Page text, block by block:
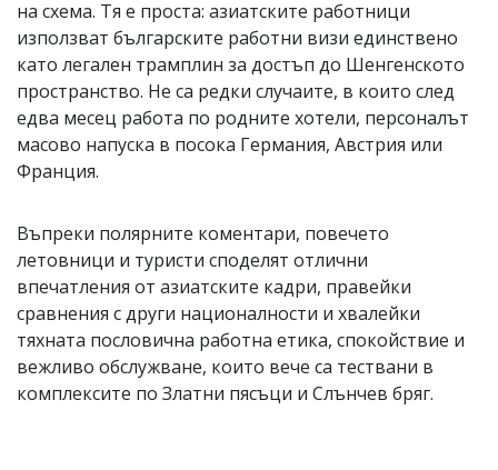
на схема. Тя е проста: азиатските работници
използват българските работни визи единствено
като легален трамплин за достъп до Шенгенското
пространство. Не са редки случаите, в които след
едва месец работа по родните хотели, персоналът
масово напуска в посока Германия, Австрия или
Франция.
Въпреки полярните коментари, повечето
летовници и туристи споделят отлични
впечатления от азиатските кадри, правейки
сравнения с други националности и хвалейки
тяхната пословична работна етика, спокойствие и
вежливо обслужване, които вече са тествани в
комплексите по Златни пясъци и Слънчев бряг.